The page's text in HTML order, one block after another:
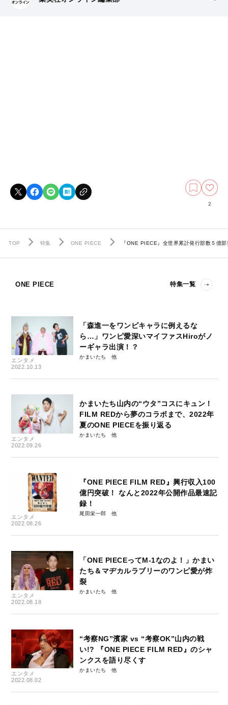
2
TOP 特集 ONE PIECE 『ONE PIECE』全世界累計発行部数５億
ONE PIECE 特集一覧
エンタメ
2022.10.13
「森進一をワンピキャラに例えるな
ら…」ワンピ愛深いマイファスHiroがノ
ーギャラ出演！？
かまいたち
エンタメ
2022.09.26
かまいたち山内の“ウタ”コスにキュン！
FILM REDから夢のコラボまで、2022年
夏のONE PIECEを振り返る
かまいたち
エンタメ
2022.08.26
『ONE PIECE FILM RED』興行収入100
億円突破！ なんと2022年公開作品最速記
録！
尾田栄一郎
エンタメ
2022.08.18
「ONE PIECEってM-1なのよ！」かまい
たち＆マヂカルラブリーのワンピ愛が炸
裂
かまいたち
エンタメ
2022.08.02
“考察NG”濱家 vs “考察OK”山内の戦
い!? 『ONE PIECE FILM RED』のシャ
ンクスを語り尽くす
かまいたち